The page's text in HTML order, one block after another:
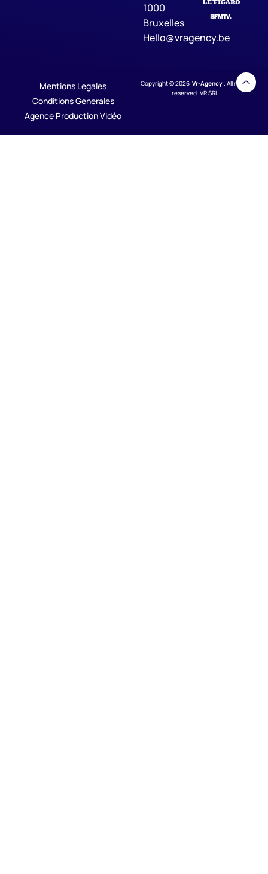
1000
Bruxelles
Hello@vragency.be
Mentions Legales
Conditions Generales
Agence Production Vidéo
Copyright © 2026 Vr-Agency. All rights
reserved. VR SRL